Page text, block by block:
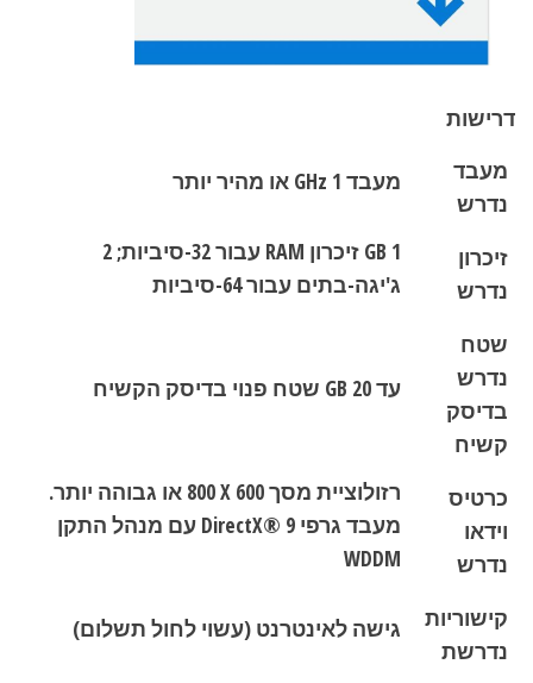
דרישות
מעבד
נדרש
מעבד 1 GHz או מהיר יותר
זיכרון
נדרש
1 GB זיכרון RAM עבור 32-סיביות; 2
ג'יגה-בתים עבור 64-סיביות
שטח
נדרש
בדיסק
קשיח
עד 20 GB שטח פנוי בדיסק הקשיח
כרטיס
וידאו
נדרש
רזולוציית מסך 600 X‏ 800‏ או גבוהה יותר.
מעבד גרפי DirectX® 9 עם מנהל התקן
WDDM
קישוריות
נדרשת
גישה לאינטרנט (עשוי לחול תשלום)